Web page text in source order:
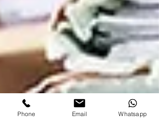
Phone Email Whatsapp